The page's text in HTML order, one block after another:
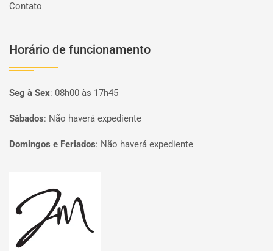
Contato
Horário de funcionamento
Seg à Sex: 08h00 às 17h45
Sábados: Não haverá expediente
Domingos e Feriados: Não haverá expediente